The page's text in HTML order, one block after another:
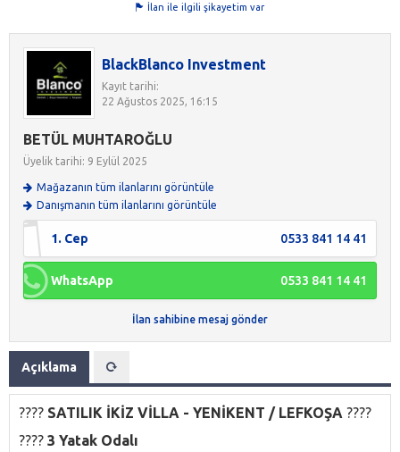
İlan ile ilgili şikayetim var
BlackBlanco Investment
Kayıt tarihi:
22 Ağustos 2025, 16:15
BETÜL MUHTAROĞLU
Üyelik tarihi: 9 Eylül 2025
Mağazanın tüm ilanlarını görüntüle
Danışmanın tüm ilanlarını görüntüle
1. Cep 0533 841 14 41
WhatsApp 0533 841 14 41
İlan sahibine mesaj gönder
Açıklama
???? SATILIK İKİZ VİLLA - YENİKENT / LEFKOŞA ????
????️ 3 Yatak Odalı